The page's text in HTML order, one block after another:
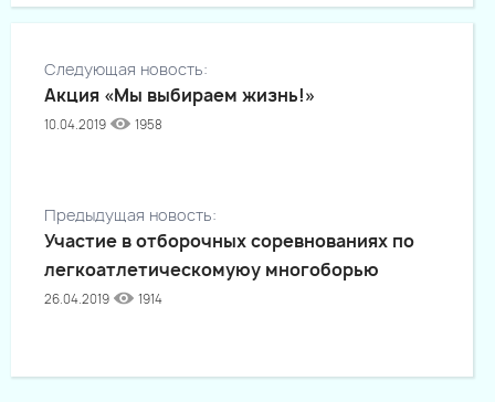
Следующая новость:
Акция «Мы выбираем жизнь!»
10.04.2019 1958
Предыдущая новость:
Участие в отборочных соревнованиях по
легкоатлетическомуюу многоборью
26.04.2019 1914